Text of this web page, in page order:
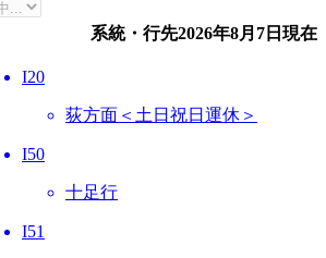
系統・行先2026年8月7日 現在
I20
荻方面＜土日祝日運休＞
I50
十足行
I51